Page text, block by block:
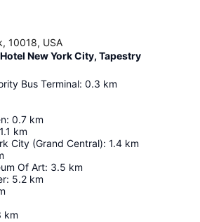
10018, USA
New York City, Tapestry
Bus Terminal: 0.3 km
: 0.7 km
1.1 km
City (Grand Central): 1.4 km
Of Art: 3.5 km
: 5.2 km
km